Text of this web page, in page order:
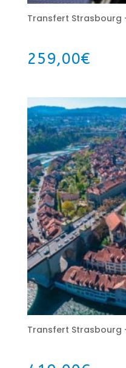
Transfert Strasbourg
259,00€
Transfert Strasbourg